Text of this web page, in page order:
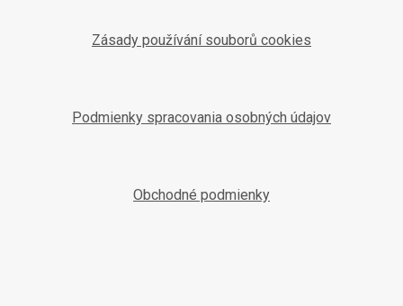
Zásady používání souborů cookies
Podmienky spracovania osobných údajov
Obchodné podmienky